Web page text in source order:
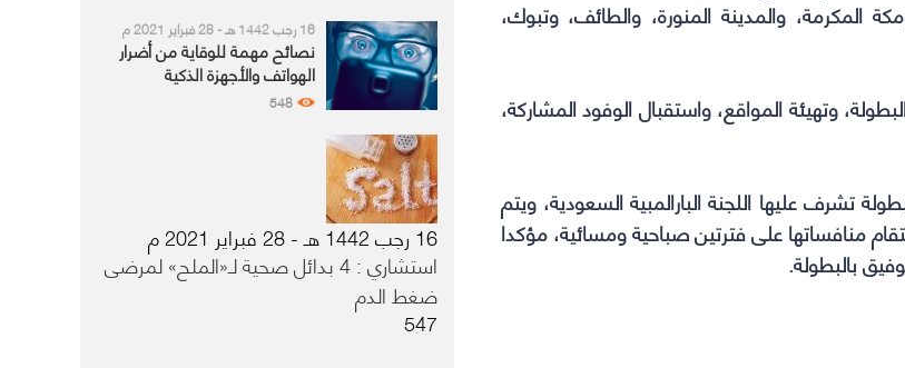
المكرمة، والمدينة المنورة، والطائف، وتبوك،
وتهيئة المواقع، واستقبال الوفود المشاركة،
تشرف عليها اللجنة البارالمبية السعودية، ويتم
منافساتها على فترتين صباحية ومسائية، مؤكدا
بالبطولة.
new
new
new
new
16 رجب 1442 هـ - 28 فبراير 2021 م
نصائح مهمة للوقاية من أضرار
الهواتف والأجهزة الذكية
548
16 رجب 1442 هـ - 28 فبراير 2021 م
استشاري : 4 بدائل صحية لـ«الملح» لمرضى
ضغط الدم
547